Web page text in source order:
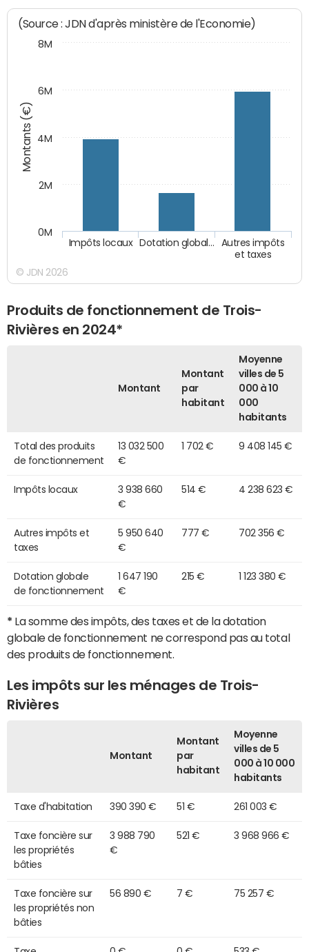
Montants (€)
(Source : JDN d'après ministère de l'Economie)
Autres impôts
et taxes
Dotation global…
Impôts locaux
0M
2M
4M
6M
8M
© JDN 2026
Produits de fonctionnement de Trois-
Rivières en 2024*
Montant
Montant
par
habitant
Moyenne
villes de 5
000 à 10
000
habitants
Total des produits
de fonctionnement
13 032 500
€
1 702 € 9 408 145 €
Impôts locaux
3 938 660
€
514 € 4 238 623 €
Autres impôts et
taxes
5 950 640
€
777 € 702 356 €
Dotation globale
de fonctionnement
1 647 190
€
215 € 1 123 380 €
* La somme des impôts, des taxes et de la dotation
globale de fonctionnement ne correspond pas au total
des produits de fonctionnement.
Les impôts sur les ménages de Trois-
Rivières
Montant
Montant
par
habitant
Moyenne
villes de 5
000 à 10 000
habitants
Taxe d'habitation 390 390 € 51 € 261 003 €
Taxe foncière sur
les propriétés
bâties
3 988 790
€
521 € 3 968 966 €
Taxe foncière sur
les propriétés non
bâties
56 890 € 7 € 75 257 €